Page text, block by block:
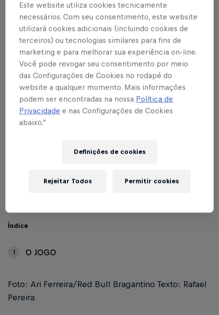
Em casa, Braga
empata com o
Athletico em 1 a 1 pela
4ª rodada do
Brasileirão
Massa Bruta chegou aos sete pontos e se
Índice
1 O JOGO
Foto: Ari Ferreira/Red Bull Bragantino Texto: Rafael
Pereira
Este website utiliza cookies tecnicamente
necessários. Com seu consentimento, este website
utilizará cookies adicionais (incluindo cookies de
terceiros) ou tecnologias similares para fins de
marketing e para melhorar sua experiência on-line.
Você pode revogar seu consentimento por meio
das Configurações de Cookies no rodapé do
website a qualquer momento. Mais informações
podem ser encontradas na nossa Política de
Privacidade e nas Configurações de Cookies
abaixo.”
Definições de cookies
Rejeitar Todos Permitir cookies